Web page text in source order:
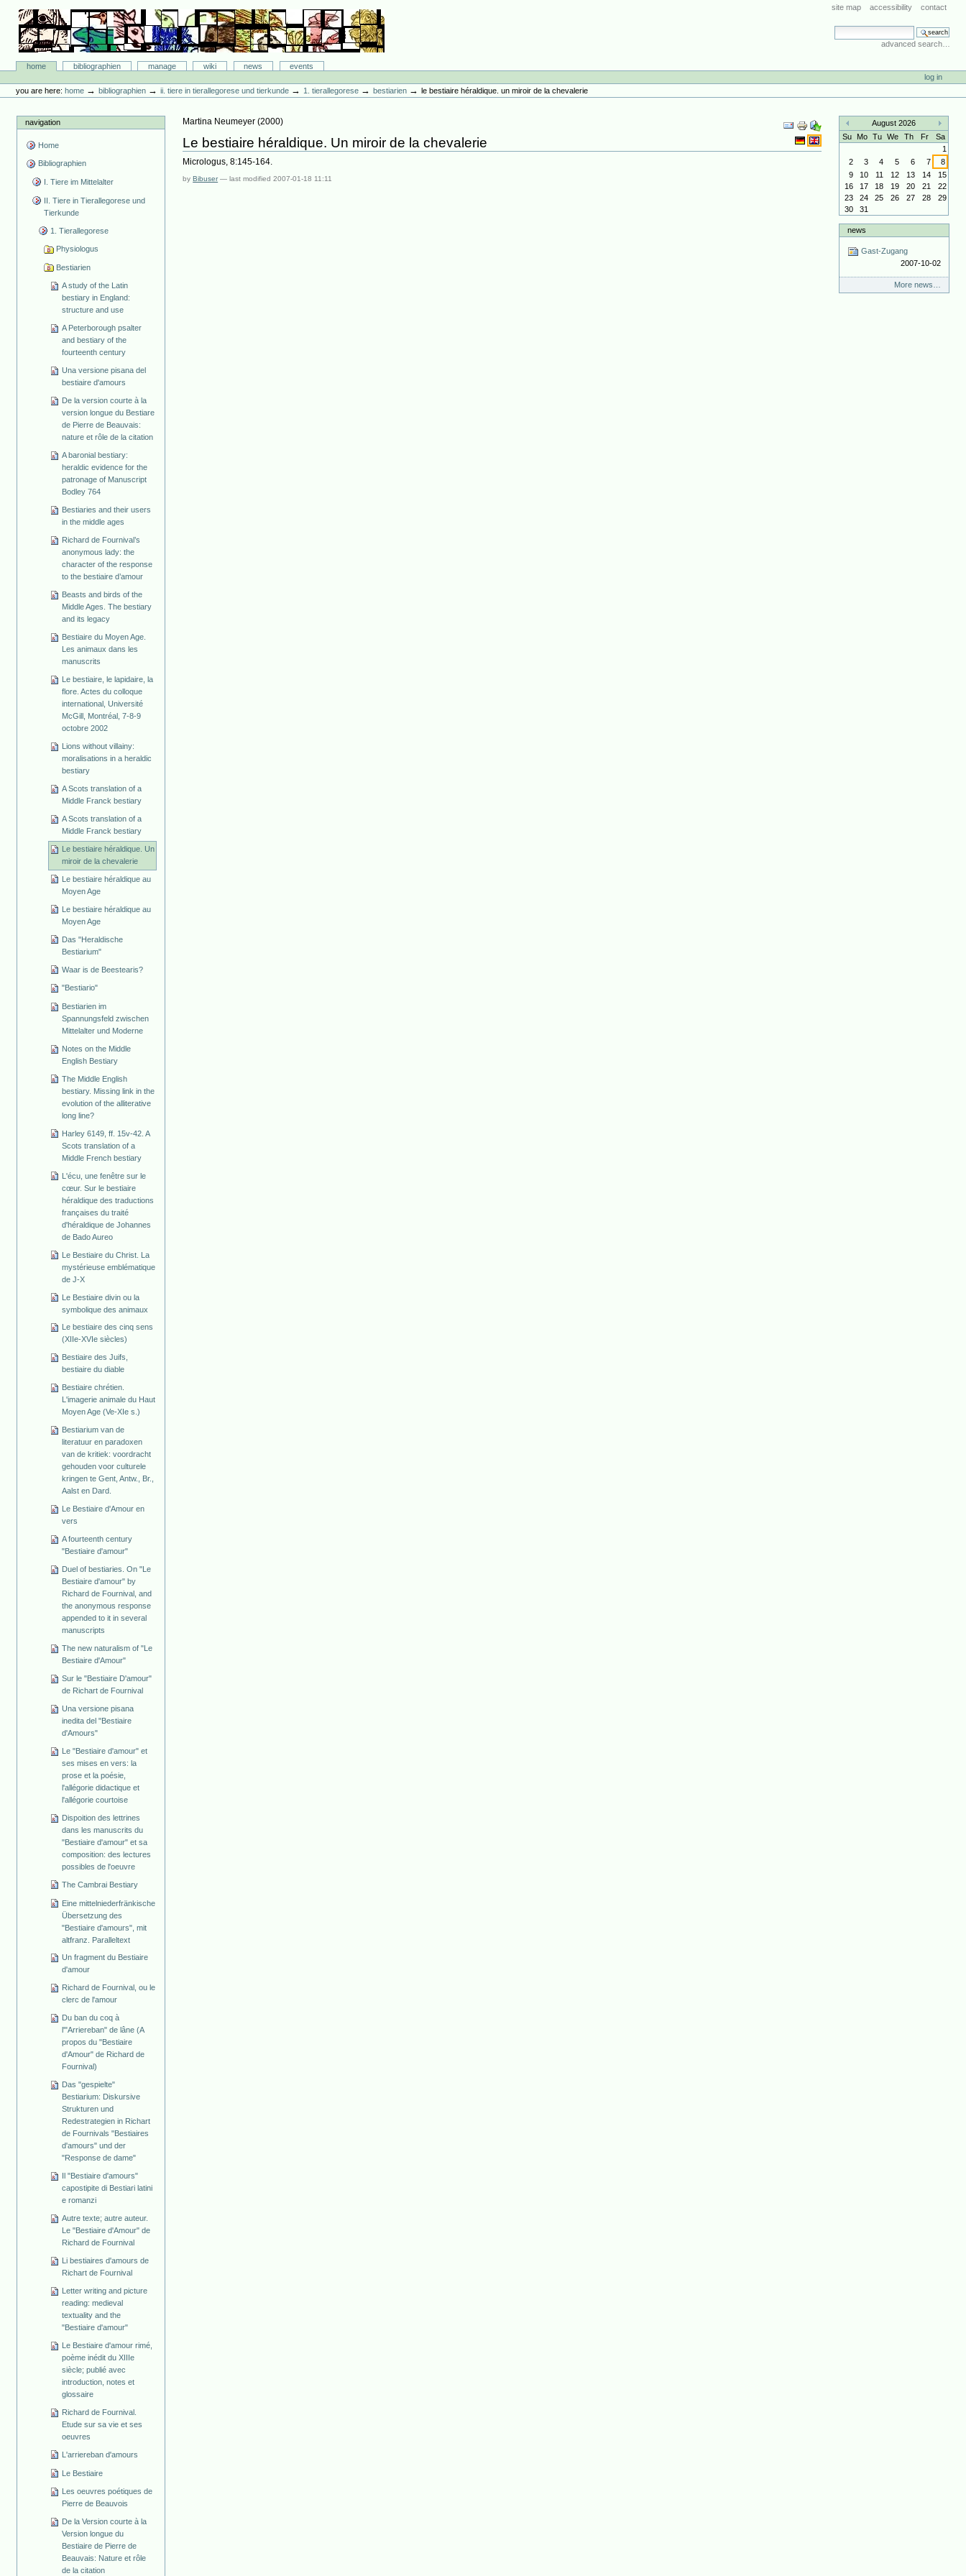
content.
navigation
site map accessibility contact
search site
advanced search…
Bibliographie-Portal
Sectionshome bibliographien manage wiki news
events
tools
log in
you are here: home →bibliographien →ii. tiere in tierallegorese und tierkunde →1. tierallegorese →bestiarien →le bestiaire héraldique. un miroir de la chevalerie
navigation
Home
Bibliographien
I. Tiere im Mittelalter
II. Tiere in Tierallegorese und
Tierkunde
1. Tierallegorese
Physiologus
Bestiarien
A study of the Latin
bestiary in England:
structure and use
A Peterborough psalter
and bestiary of the
fourteenth century
Una versione pisana del
bestiaire d'amours
De la version courte à la
version longue du Bestiare
de Pierre de Beauvais:
nature et rôle de la citation
A baronial bestiary:
heraldic evidence for the
patronage of Manuscript
Bodley 764
Bestiaries and their users
in the middle ages
Richard de Fournival’s
anonymous lady: the
character of the response
to the bestiaire d’amour
Beasts and birds of the
Middle Ages. The bestiary
and its legacy
Bestiaire du Moyen Age.
Les animaux dans les
manuscrits
Le bestiaire, le lapidaire, la
flore. Actes du colloque
international, Université
McGill, Montréal, 7-8-9
octobre 2002
Lions without villainy:
moralisations in a heraldic
bestiary
A Scots translation of a
Middle Franck bestiary
A Scots translation of a
Middle Franck bestiary
Le bestiaire héraldique. Un
miroir de la chevalerie
Le bestiaire héraldique au
Moyen Age
Le bestiaire héraldique au
Moyen Age
Das "Heraldische
Bestiarium"
Waar is de Beestearis?
"Bestiario"
Bestiarien im
Spannungsfeld zwischen
Mittelalter und Moderne
Notes on the Middle
English Bestiary
The Middle English
bestiary. Missing link in the
evolution of the alliterative
long line?
Harley 6149, ff. 15v-42. A
Scots translation of a
Middle French bestiary
L'écu, une fenêtre sur le
cœur. Sur le bestiaire
héraldique des traductions
françaises du traité
d'héraldique de Johannes
de Bado Aureo
Le Bestiaire du Christ. La
mystérieuse emblématique
de J-X
Le Bestiaire divin ou la
symbolique des animaux
Le bestiaire des cinq sens
(XIIe-XVIe siècles)
Bestiaire des Juifs,
bestiaire du diable
Bestiaire chrétien.
L'imagerie animale du Haut
Moyen Age (Ve-XIe s.)
Bestiarium van de
literatuur en paradoxen
van de kritiek: voordracht
gehouden voor culturele
kringen te Gent, Antw., Br.,
Aalst en Dard.
Le Bestiaire d'Amour en
vers
A fourteenth century
"Bestiaire d'amour"
Duel of bestiaries. On "Le
Bestiaire d'amour" by
Richard de Fournival, and
the anonymous response
appended to it in several
manuscripts
The new naturalism of "Le
Bestiaire d'Amour"
Sur le "Bestiaire D'amour"
de Richart de Fournival
Una versione pisana
inedita del "Bestiaire
d'Amours"
Le "Bestiaire d'amour" et
ses mises en vers: la
prose et la poésie,
l'allégorie didactique et
l'allégorie courtoise
Dispoition des lettrines
dans les manuscrits du
"Bestiaire d'amour" et sa
composition: des lectures
possibles de l'oeuvre
The Cambrai Bestiary
Eine mittelniederfränkische
Übersetzung des
"Bestiaire d'amours", mit
altfranz. Paralleltext
Un fragment du Bestiaire
d'amour
Richard de Fournival, ou le
clerc de l'amour
Du ban du coq à
l'"Arriereban" de lâne (A
propos du "Bestiaire
d'Amour" de Richard de
Fournival)
Das "gespielte"
Bestiarium: Diskursive
Strukturen und
Redestrategien in Richart
de Fournivals "Bestiaires
d'amours" und der
"Response de dame"
Il "Bestiaire d'amours"
capostipite di Bestiari latini
e romanzi
Autre texte; autre auteur.
Le "Bestiaire d'Amour" de
Richard de Fournival
Li bestiaires d'amours de
Richart de Fournival
Letter writing and picture
reading: medieval
textuality and the
"Bestiaire d'amour"
Le Bestiaire d'amour rimé,
poème inédit du XIIIe
siècle; publié avec
introduction, notes et
glossaire
Richard de Fournival.
Etude sur sa vie et ses
oeuvres
L'arriereban d'amours
Le Bestiaire
Les oeuvres poétiques de
Pierre de Beauvois
De la Version courte à la
Version longue du
Bestiaire de Pierre de
Beauvais: Nature et rôle
de la citation
Document
Actions
Martina Neumeyer (2000)
Le bestiaire héraldique. Un miroir de la chevalerie
Micrologus, 8:145-164.
byBibuser —last modified2007-01-18 11:11
«
August 2026
»
Su Mo Tu We Th Fr
Sa
1
2
3 4 5 6 7
8
9
10 11 12 13 14
15
16
17 18 19 20 21
22
23
24 25 26 27 28
29
30
31
news
Gast-Zugang
2007-10-02
More news…